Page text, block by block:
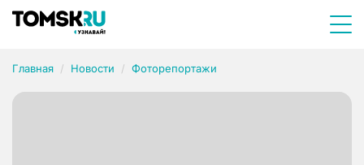
Главная Новости Фоторепортажи